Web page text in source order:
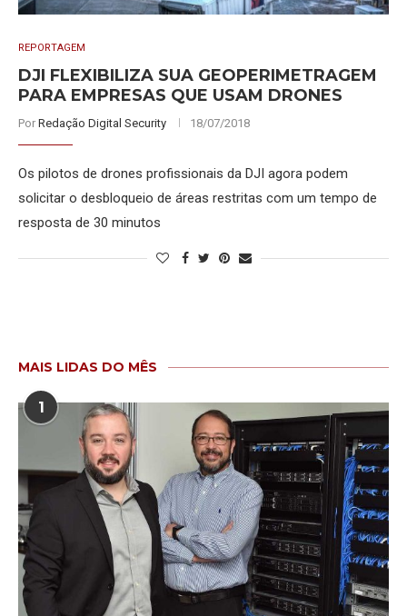
REPORTAGEM
DJI FLEXIBILIZA SUA GEOPERIMETRAGEM
PARA EMPRESAS QUE USAM DRONES
Por Redação Digital Security 18/07/2018
Os pilotos de drones profissionais da DJI agora podem
solicitar o desbloqueio de áreas restritas com um tempo de
resposta de 30 minutos
MAIS LIDAS DO MÊS
1